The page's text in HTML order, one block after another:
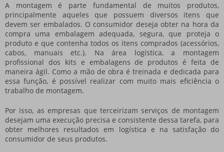
A montagem é parte fundamental de muitos produtos,
principalmente aqueles que possuem diversos itens que
devem ser embalados. O consumidor deseja obter na hora da
compra uma embalagem adequada, segura, que proteja o
produto e que contenha todos os itens comprados (acessórios,
cabos, manuais etc.). Na área logística, a montagem
profissional dos kits e embalagens de produtos é feita de
maneira ágil. Como a mão de obra é treinada e dedicada para
essa função, é possível realizar com muito mais eficiência o
trabalho de montagem.
Por isso, as empresas que terceirizam serviços de montagem
desejam uma execução precisa e consistente dessa tarefa, para
obter melhores resultados em logística e na satisfação do
consumidor de seus produtos.